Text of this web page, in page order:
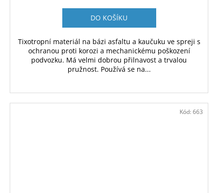
DO KOŠÍKU
Tixotropní materiál na bázi asfaltu a kaučuku ve spreji s
ochranou proti korozi a mechanickému poškození
podvozku. Má velmi dobrou přilnavost a trvalou
pružnost. Používá se na...
Kód: 663